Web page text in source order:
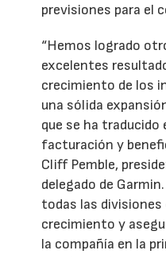
previsiones para el
“Hemos logrado
excelentes
crecimiento de los
una sólida
que se ha traducido
facturación y
Cliff Pemble,
delegado de
todas las
crecimiento y
la compañía en la